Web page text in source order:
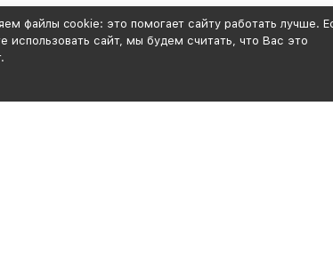
файлы cookie: это помогает сайту работать лучше.
использовать сайт, мы будем считать, что Вас это